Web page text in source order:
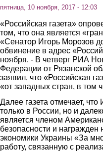
пятница, 10 ноября, 2017 - 12:03
«Российская газета»
том, что она является
«Сенатор Игорь Морозов
обвинение в адрес
ноября. - В четверг РИА
Федерации от Рязанской
заявил, что «Российская
«от западных стран, в том
Далее газета отмечает,
только в России, но и
является членом
безопасности и
экономики Украины «За
работу, связанную с